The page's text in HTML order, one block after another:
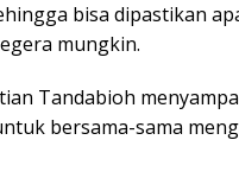
bisa dipastikan
mungkin.
Tandabioh
bersama-sama